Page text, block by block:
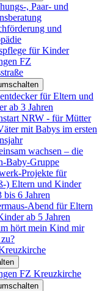
, Paar- und
und
für Kinder
FZ
für Eltern und
ab 3 Jahren
NRW - für Mütter
mit Babys im ersten
wachsen – die
Baby-Gruppe
Projekte für
) Eltern und Kinder
bis 6 Jahren
Abend für Eltern
ab 5 Jahren
hört mein Kind mir
FZ Kreuzkirche